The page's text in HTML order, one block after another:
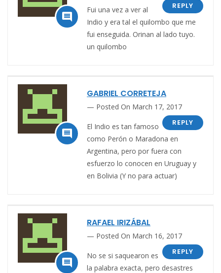

REPLY
Fui una vez a ver al
Indio y era tal el quilombo que me
fui enseguida. Orinan al lado tuyo.
un quilombo

GABRIEL CORRETEJA
Posted On March 17, 2017
REPLY
El Indio es tan famoso
como Perón o Maradona en
Argentina, pero por fuera con
esfuerzo lo conocen en Uruguay y
en Bolivia (Y no para actuar)

RAFAEL IRIZÁBAL
Posted On March 16, 2017
REPLY
No se si saquearon es
la palabra exacta, pero desastres